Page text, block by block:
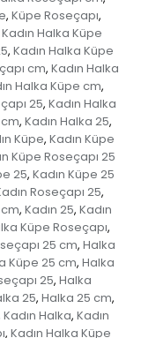
, Küpe Roseçapı,
Kadın Halka Küpe
, Kadın Halka Küpe
cm, Kadın Halka
Halka Küpe cm,
25, Kadın Halka
, Kadın Halka 25,
Küpe, Kadın Küpe
Küpe Roseçapı 25
25, Kadın Küpe 25
Roseçapı 25,
, Kadın 25, Kadın
Küpe Roseçapı,
25 cm, Halka
Küpe 25 cm, Halka
25, Halka
25, Halka 25 cm,
Kadın Halka, Kadın
, Kadın Halka Küpe